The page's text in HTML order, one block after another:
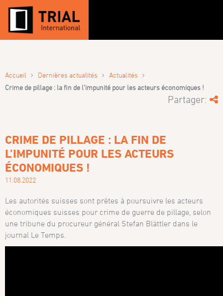
Accueil › Dernières actualités › Actualités ›
Crime de pillage : la fin de l’impunité pour les acteurs économiques !
Partager:
CRIME DE PILLAGE : LA FIN DE
L’IMPUNITÉ POUR LES ACTEURS
ÉCONOMIQUES !
11.08.2022
Les autorités suisses sont prêtes à poursuivre les acteurs
économiques suisses pour crime de guerre de pillage, selon
une tribune du procureur général Stefan Blättler dans le
journal Le Temps.